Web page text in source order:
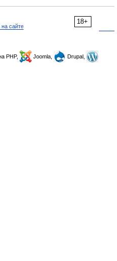
18+
сайте
PHP, Joomla,
Drupal,